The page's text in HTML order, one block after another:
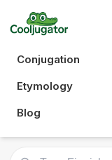
Conjugation
Etymology
Blog